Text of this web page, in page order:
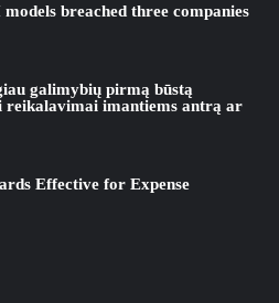
breached three companies
galimybių pirmą būstą
reikalavimai imantiems antrą ar
Effective for Expense